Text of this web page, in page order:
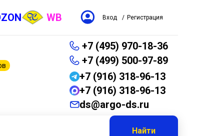
WB Вход / Регистрация
+7 (495) 970-18-36
+7 (499) 500-97-89
+7 (916) 318-96-13
+7 (916) 318-96-13
ds@argo-ds.ru
Найти